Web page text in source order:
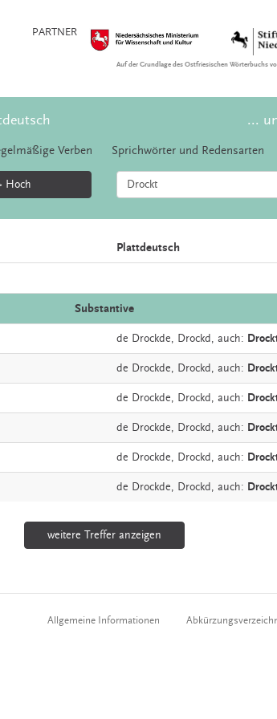
PARTNER
Auf der Grundlage des Ostfriesischen Wörterbuchs
...
Verben Sprichwörter und Redensarten
Hoch
Plattdeutsch
Substantive
de Drockde, Drockd, auch:
de Drockde, Drockd, auch:
de Drockde, Drockd, auch:
de Drockde, Drockd, auch:
de Drockde, Drockd, auch:
de Drockde, Drockd, auch:
weitere Treffer anzeigen
Allgemeine Informationen